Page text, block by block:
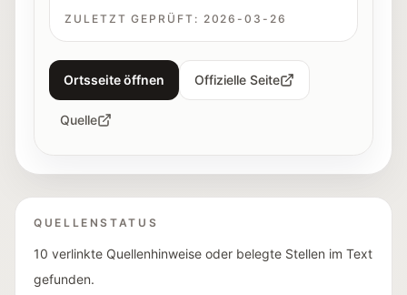
ZULETZT GEPRÜFT: 2026-03-26
Ortsseite öffnen Offizielle Seite
Quelle
QUELLENSTATUS
10 verlinkte Quellenhinweise oder belegte Stellen im Text
gefunden.